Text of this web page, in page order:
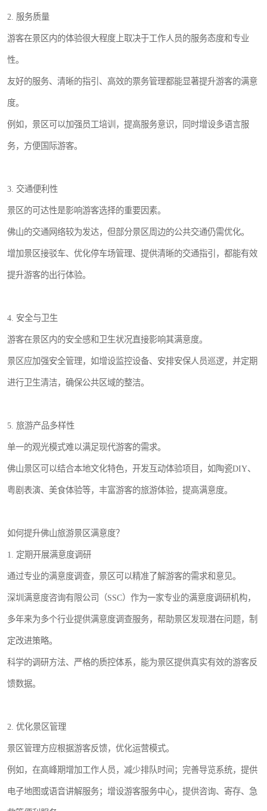
2. 服务质量
游客在景区内的体验很大程度上取决于工作人员的服务态度和专业
性。
友好的服务、清晰的指引、高效的票务管理都能显著提升游客的满意
度。
例如，景区可以加强员工培训，提高服务意识，同时增设多语言服
务，方便国际游客。
3. 交通便利性
景区的可达性是影响游客选择的重要因素。
佛山的交通网络较为发达，但部分景区周边的公共交通仍需优化。
增加景区接驳车、优化停车场管理、提供清晰的交通指引，都能有效
提升游客的出行体验。
4. 安全与卫生
游客在景区内的安全感和卫生状况直接影响其满意度。
景区应加强安全管理，如增设监控设备、安排安保人员巡逻，并定期
进行卫生清洁，确保公共区域的整洁。
5. 旅游产品多样性
单一的观光模式难以满足现代游客的需求。
佛山景区可以结合本地文化特色，开发互动体验项目，如陶瓷DIY、
粤剧表演、美食体验等，丰富游客的旅游体验，提高满意度。
如何提升佛山旅游景区满意度？
1. 定期开展满意度调研
通过专业的满意度调查，景区可以精准了解游客的需求和意见。
深圳满意度咨询有限公司（SSC）作为一家专业的满意度调研机构，
多年来为多个行业提供满意度调查服务，帮助景区发现潜在问题，制
定改进策略。
科学的调研方法、严格的质控体系，能为景区提供真实有效的游客反
馈数据。
2. 优化景区管理
景区管理方应根据游客反馈，优化运营模式。
例如，在高峰期增加工作人员，减少排队时间；完善导览系统，提供
电子地图或语音讲解服务；增设游客服务中心，提供咨询、寄存、急